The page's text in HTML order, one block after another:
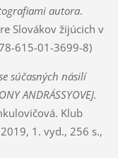
autora.
Slovákov žijúcich v
615-01-3699-8)
súčasných násilí
ANDRÁSSYOVEJ.
Klub
1. vyd., 256 s.,